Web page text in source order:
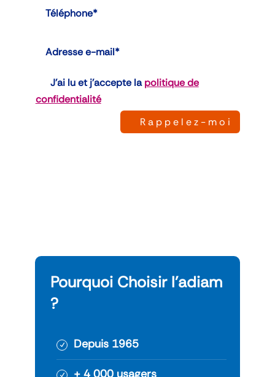
J’ai lu et j’accepte lapolitique de
confidentialité
Rappelez-moi
Pourquoi Choisir l’adiam
?
Depuis 1965
+ 4 000 usagers